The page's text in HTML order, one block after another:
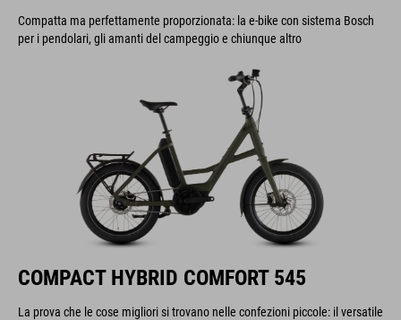
Compatta ma perfettamente proporzionata: la e-bike con sistema Bosch
per i pendolari, gli amanti del campeggio e chiunque altro
COMPACT HYBRID COMFORT 545
La prova che le cose migliori si trovano nelle confezioni piccole: il versatile